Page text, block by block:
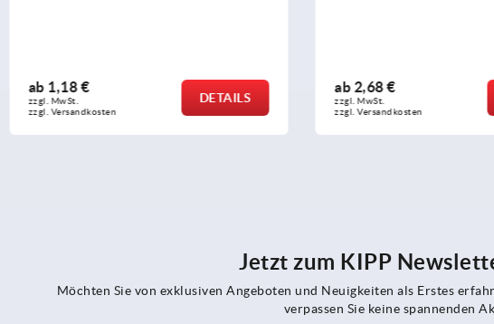
ab 1,18 €
zzgl. MwSt.
zzgl. Versandkosten
DETAILS
ab 2,68 €
zzgl. MwSt.
zzgl. Versandkosten
Jetzt zum KIPP
Möchten Sie von exklusiven Angeboten und Neuigkeiten als Erstes
verpassen Sie keine spannenden